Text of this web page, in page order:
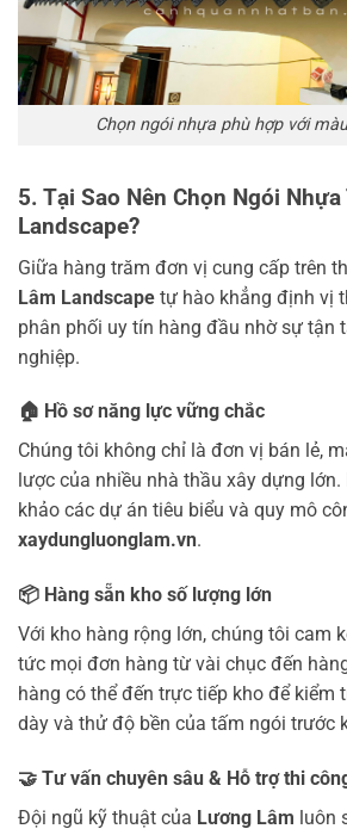
Chọn ngói nhựa phù hợp với
5. Tại Sao Nên Chọn Ngói
Landscape?
Giữa hàng trăm đơn vị cung cấp trên
Lâm Landscape tự hào khẳng định vị
phân phối uy tín hàng đầu nhờ sự tận
nghiệp.
🏠 Hồ sơ năng lực vững chắc
Chúng tôi không chỉ là đơn vị bán lẻ,
lược của nhiều nhà thầu xây dựng
khảo các dự án tiêu biểu và quy mô
xaydungluonglam.vn.
📦 Hàng sẵn kho số lượng lớn
Với kho hàng rộng lớn, chúng tôi cam
tức mọi đơn hàng từ vài chục đến
hàng có thể đến trực tiếp kho để kiểm
dày và thử độ bền của tấm ngói trước
🤝 Tư vấn chuyên sâu & Hỗ trợ thi
Đội ngũ kỹ thuật của Lương Lâm luôn